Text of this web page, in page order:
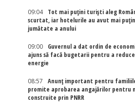
09:04
Tot mai puțini turiști aleg
scurtat, iar hotelurile au avut mai
jumătate a anului
09:00
Guvernul a dat ordin de
ajuns să facă bugetarii pentru a
energie
08:57
Anunț important pentru
promite aprobarea angajărilor pentru
construite prin PNRR